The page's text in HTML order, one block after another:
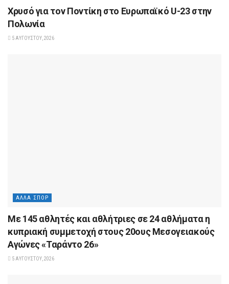
Χρυσό για τον Ποντίκη στο Ευρωπαϊκό U-23 στην
Πολωνία
5 ΑΥΓΟΎΣΤΟΥ, 2026
ΆΛΛΑ ΣΠΟΡ
Με 145 αθλητές και αθλήτριες σε 24 αθλήματα η
κυπριακή συμμετοχή στους 20ους Μεσογειακούς
Αγώνες «Ταράντο 26»
5 ΑΥΓΟΎΣΤΟΥ, 2026